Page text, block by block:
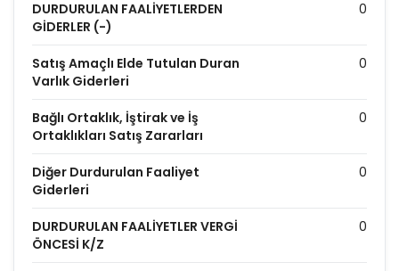
DURDURULAN FAALİYETLERDEN
GİDERLER (-)
0
Satış Amaçlı Elde Tutulan Duran
Varlık Giderleri
0
Bağlı Ortaklık, İştirak ve İş
Ortaklıkları Satış Zararları
0
Diğer Durdurulan Faaliyet
Giderleri
0
DURDURULAN FAALİYETLER VERGİ
ÖNCESİ K/Z
0